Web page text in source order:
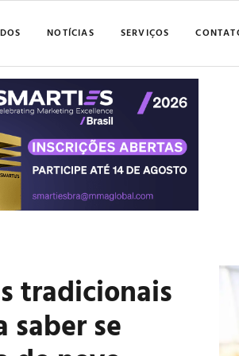
NOTÍCIAS SERVIÇOS
tradicionais
saber se